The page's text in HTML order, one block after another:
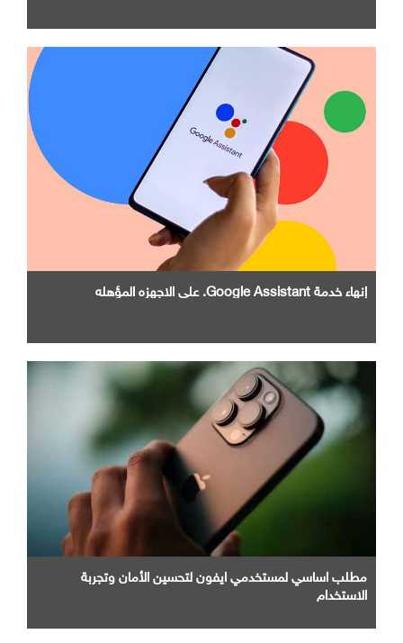
إنهاء خدمة Google Assistant. علي الاجهزه المؤهله
مطلب اساسي لمستخدمي ايفون لتحسين الأمان وتجربة
الاستخدام